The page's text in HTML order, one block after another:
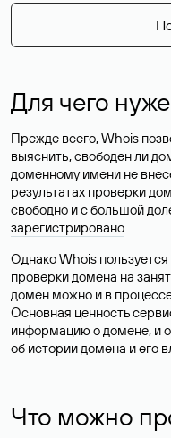
Для чего
Прежде всего, Whois
выяснить, свободен ли
доменному имени не
результатах проверки
свободно и с большой
зарегистрировано.
Однако Whois
проверки домена на
домен можно и в
Основная ценность
информацию о домене, и
об истории домена и его
Что можно